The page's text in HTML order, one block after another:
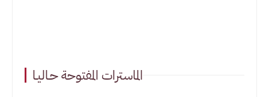
الماسترات المفتوحة حـاليـا